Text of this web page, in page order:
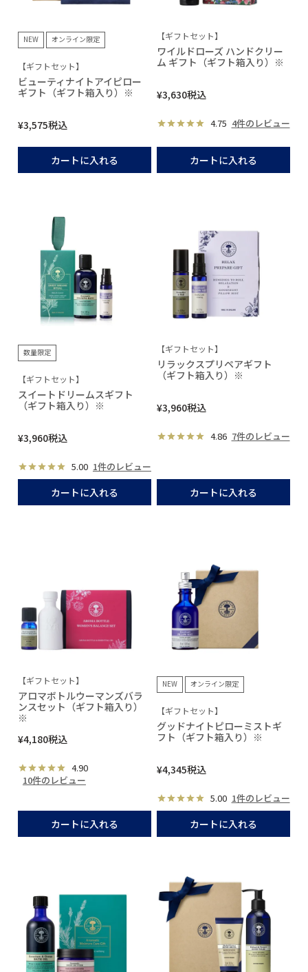
NEW オンライン限定
【ギフトセット】
ビューティナイトアイピロー
ギフト（ギフト箱入り）※
¥3,575税込
カートに入れる
【ギフトセット】
ワイルドローズ ハンドクリー
ム ギフト（ギフト箱入り）※
¥3,630税込
4.75 4件のレビュー
カートに入れる
数量限定
【ギフトセット】
スイートドリームスギフト
（ギフト箱入り）※
¥3,960税込
5.00 1件のレビュー
カートに入れる
【ギフトセット】
リラックスプリペアギフト
（ギフト箱入り）※
¥3,960税込
4.86 7件のレビュー
カートに入れる
【ギフトセット】
アロマボトルウーマンズバラ
ンスセット（ギフト箱入り）
※
¥4,180税込
4.90
10件のレビュー
カートに入れる
NEW オンライン限定
【ギフトセット】
グッドナイトピローミストギ
フト（ギフト箱入り）※
¥4,345税込
5.00 1件のレビュー
カートに入れる